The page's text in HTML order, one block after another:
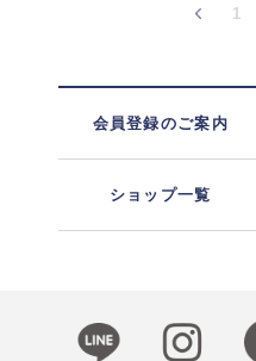
1
会員登録のご案内
ショップ一覧